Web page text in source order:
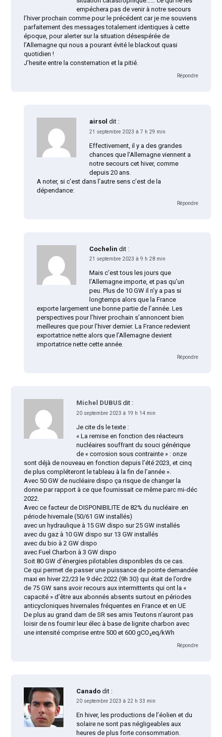
empéchera pas de venir à notre secours
l’hiver prochain comme pour le précédent car je me souviens
parfaitement des messages totalement identiques à cette
époque, pour alerter sur la situation désespérée de
l’Allemagne qui nous a pourant évité le blackout quasi
quotidien !
J’hesite entre la consternation et la pitié.
Répondre
airsol dit :
21 septembre 2023 à 7 h 29 min
Effectivement, il y a des grandes
chances que l’Allemagne viennent a
notre secours cet hiver, comme
depuis 20 ans.
A noter, si c’est dans l’autre sens c’est de la
dépendance:
Répondre
Cochelin dit :
21 septembre 2023 à 9 h 28 min
Mais c’est tous les jours que
l’Allemagne importe, et pas qu’un
peu. Plus de 10 GW il n’y a pas si
longtemps alors que la France
exporte largement une bonne partie de l’année. Les
perspectives pour l’hiver prochain s’annoncent bien
meilleures que pour l’hiver dernier. La France redevient
exportatrice nette alors que l’Allemagne devient
importatrice nette cette année.
Répondre
Michel DUBUS dit :
20 septembre 2023 à 19 h 14 min
Je cite ds le texte :
« La remise en fonction des réacteurs
nucléaires souffrant du souci générique
de « corrosion sous contrainte » : onze
sont déjà de nouveau en fonction depuis l’été 2023, et cinq
de plus compléteront le tableau à la fin de l’année ».
Avec 50 GW de nucléaire dispo ça risque de changer la
donne par rapport à ce que fournissait ce même parc mi-déc
2022.
Avec ce facteur de DISPONIBILITE de 82% du nucléaire .en
période hivernale (50/61 GW installés)
avec un hydraulique à 15 GW dispo sur 25 GW installés
avec du gaz à 10 GW dispo sur 13 GW installés
avec du bio à 2 GW dispo
avec Fuel Charbon à 3 GW dispo
Soit 80 GW d’énergies pilotables disponibles ds ce cas.
Ce qui permet de passer une puissance de pointe demandée
maxi en hiver 22/23 le 9 déc 2022 (9h 30) qui était de l’ordre
de 75 GW sans avoir recours aux intermittents qui ont la «
capacité » d’être aux abonnés absents surtout en périodes
anticycloniques hivernales fréquentes en France et en UE
De plus au grand dam de SR ses amis Teutons n’auront pas
loisir de ns fournir leur élec à base de lignite charbon avec
une intensité comprise entre 500 et 600 gCO₂eq/kWh
Répondre
Canado dit :
20 septembre 2023 à 22 h 33 min
En hiver, les productions de l’éolien et du
solaire ne sont pas négligeables aux
heures de plus forte consommation.